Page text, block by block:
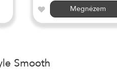
Megnézem
Smooth